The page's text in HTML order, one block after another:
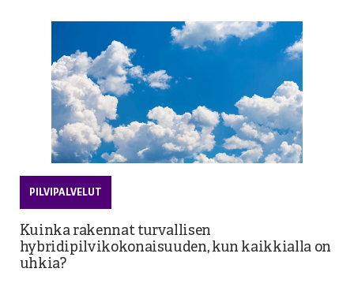
PILVIPALVELUT
Kuinka rakennat turvallisen
hybridipilvikokonaisuuden, kun kaikkialla on
uhkia?